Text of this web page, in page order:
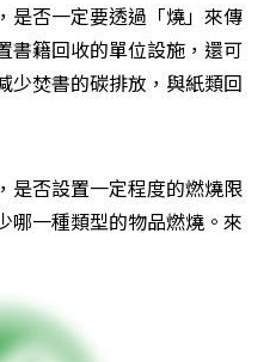
是否一定要透過「燒」來傳
書籍回收的單位設施，還可
少焚書的碳排放，與紙類回
是否設置一定程度的燃燒限
哪一種類型的物品燃燒。來